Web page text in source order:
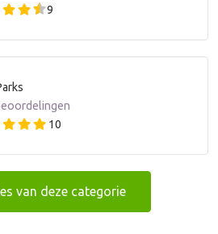
9
10
van deze categorie